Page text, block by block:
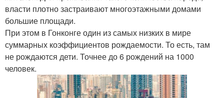
власти плотно застраивают многоэтажными домами
большие площади.
При этом в Гонконге один из самых низких в мире
суммарных коэффициентов рождаемости. То есть, там
не рождаются дети. Точнее до 6 рождений на 1000
человек.